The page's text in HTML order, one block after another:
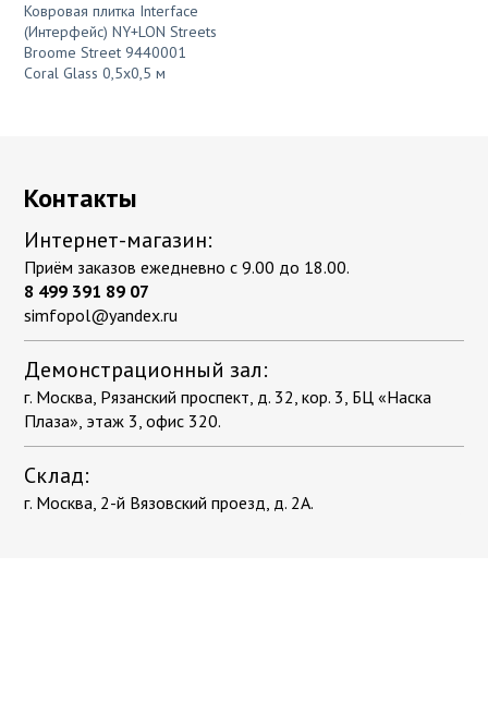
Ковровая плитка Interface
(Интерфейс) NY+LON Streets
Broome Street 9440001
Coral Glass 0,5х0,5 м
Контакты
Интернет-магазин:
Приём заказов ежедневно с 9.00 до 18.00.
8 499 391 89 07
simfopol@yandex.ru
Демонстрационный зал:
г. Москва, Рязанский проспект, д. 32, кор. 3, БЦ «Наска
Плаза», этаж 3, офис 320.
Склад:
г. Москва, 2-й Вязовский проезд, д. 2А.